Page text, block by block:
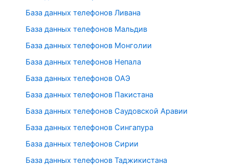
База данных телефонов Ливана
База данных телефонов Мальдив
База данных телефонов Монголии
База данных телефонов Непала
База данных телефонов ОАЭ
База данных телефонов Пакистана
База данных телефонов Саудовской Аравии
База данных телефонов Сингапура
База данных телефонов Сирии
База данных телефонов Таджикистана